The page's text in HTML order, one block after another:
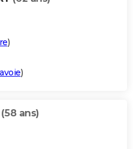
)
)
(58 ans)